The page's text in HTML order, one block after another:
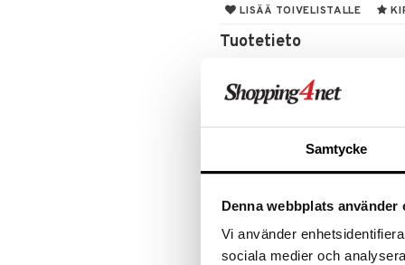
Samtycke
Denna webbplats använder
Vi använder
sociala medier och
LISÄÄ TOIVELISTALLE
Tuotetieto
puuvillasamettia. Tämä tyyny
Sen runsas koko istuu hienosti
Mitat: 40 x 60 cm
Kestää pesun 30 asteessa.